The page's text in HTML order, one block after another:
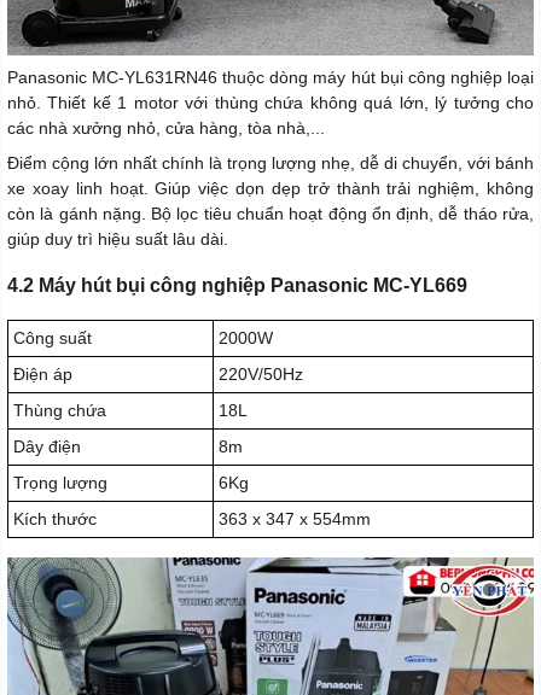
Panasonic MC-YL631RN46 thuộc dòng máy hút bụi công nghiệp loại
nhỏ. Thiết kế 1 motor với thùng chứa không quá lớn, lý tưởng cho
các nhà xưởng nhỏ, cửa hàng, tòa nhà,...
Điểm cộng lớn nhất chính là trọng lượng nhẹ, dễ di chuyển, với bánh
xe xoay linh hoạt. Giúp việc dọn dẹp trở thành trải nghiệm, không
còn là gánh nặng. Bộ lọc tiêu chuẩn hoạt động ổn định, dễ tháo rửa,
giúp duy trì hiệu suất lâu dài.
4.2 Máy hút bụi công nghiệp Panasonic MC-YL669
Công suất
2000W
Điện áp
220V/50Hz
Thùng chứa
18L
Dây điện
8m
Trọng lượng
6Kg
Kích thước
363 x 347 x 554mm